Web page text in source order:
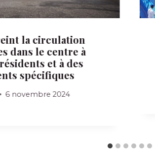
la circulation
dans le centre à
et à des
spécifiques
6 novembre 2024